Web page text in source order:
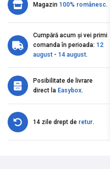
Magazin 100% românesc.
Cumpără acum și vei primi
comanda în perioada: 12
august - 14 august.
Posibilitate de livrare
direct la Easybox.
14 zile drept de retur.